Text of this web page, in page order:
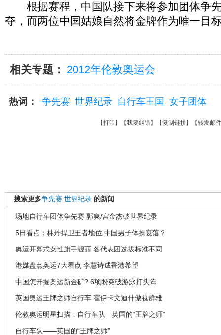
根据赛程，中国队接下来将参加团体争
夺，而两位中国姑娘自然将金牌作为唯一目
相关专题： 2012年伦敦奥运会
热词： 争先赛 世界纪录 自行车王国 女子团体
【打印 】【我要纠错】【复制链接】【转发邮件
搜索更多争先赛 世界纪录 的新闻
场地自行车团体争先赛 郭爽/宫金杰破世界纪录
5日看点：林丹捍卫王者地位 中国男子体操衰落？
奥运开幕式女性旗手靓丽 各代表团选拔标准不同
港媒盘点奥运7大看点 李慧诗成香港希望
中国怎开掘奥运新金矿? 6项盼突破游泳打头阵
英国奥运王牌之师自行车 霍伊卡文迪什傲视群雄
伦敦奥运明星扫描：自行车队—英国的“王牌之师”
自行车队——英国的“王牌之师”